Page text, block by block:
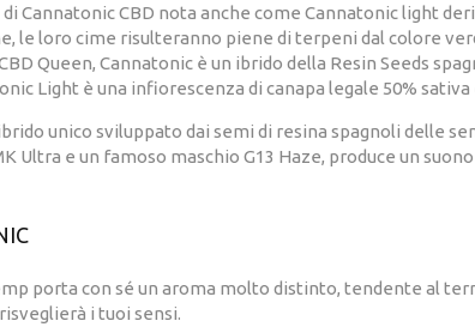
Cannatonic CBD nota anche come Cannatonic light
le loro cime risulteranno piene di terpeni dal colore
Queen, Cannatonic è un ibrido della Resin Seeds
Light è una infiorescenza di canapa legale 50% sativa
unico sviluppato dai semi di resina spagnoli delle
Ultra e un famoso maschio G13 Haze, produce un
porta con sé un aroma molto distinto, tendente al
i tuoi sensi.